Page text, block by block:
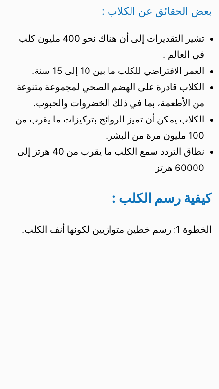
بعض الحقائق عن الكلاب :
تشير التقديرات إلى أن هناك نحو 400 مليون كلب
في العالم .
العمر الافتراضي للكلب ما بين 10 إلى 15 سنة.
الكلاب قادرة على الهضم الصحي لمجموعة متنوعة
من الأطعمة، بما في ذلك الخضروات والحبوب.
الكلاب يمكن أن تميز الروائح بتركيزات ما يقرب من
100 مليون مرة من البشر.
نطاق التردد سمع الكلب ما يقرب من 40 هرتز إلى
60000 هرتز
كيفية رسم الكلب :
الخطوة 1: رسم خطين متوازيين لكونها أنف الكلب.